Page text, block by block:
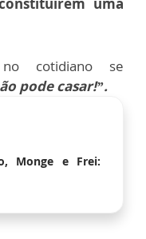
uma
cotidiano se
pode casar!”.
Monge e Frei: